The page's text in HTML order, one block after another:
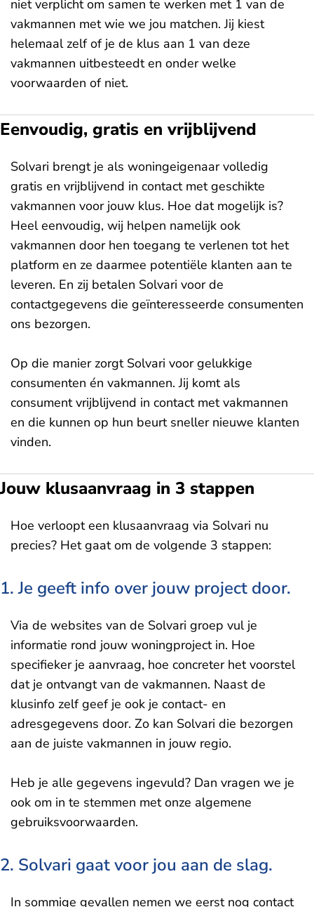
niet verplicht om samen te werken met 1 van de
vakmannen met wie we jou matchen. Jij kiest
helemaal zelf of je de klus aan 1 van deze
vakmannen uitbesteedt en onder welke
voorwaarden of niet.
Eenvoudig, gratis en vrijblijvend
Solvari brengt je als woningeigenaar volledig
gratis en vrijblijvend in contact met geschikte
vakmannen voor jouw klus. Hoe dat mogelijk is?
Heel eenvoudig, wij helpen namelijk ook
vakmannen door hen toegang te verlenen tot het
platform en ze daarmee potentiële klanten aan te
leveren. En zij betalen Solvari voor de
contactgegevens die geïnteresseerde consumenten
ons bezorgen.
Op die manier zorgt Solvari voor gelukkige
consumenten én vakmannen. Jij komt als
consument vrijblijvend in contact met vakmannen
en die kunnen op hun beurt sneller nieuwe klanten
vinden.
Jouw klusaanvraag in 3 stappen
Hoe verloopt een klusaanvraag via Solvari nu
precies? Het gaat om de volgende 3 stappen:
1. Je geeft info over jouw project door.
Via de websites van de Solvari groep vul je
informatie rond jouw woningproject in. Hoe
specifieker je aanvraag, hoe concreter het voorstel
dat je ontvangt van de vakmannen. Naast de
klusinfo zelf geef je ook je contact- en
adresgegevens door. Zo kan Solvari die bezorgen
aan de juiste vakmannen in jouw regio.
Heb je alle gegevens ingevuld? Dan vragen we je
ook om in te stemmen met onze algemene
gebruiksvoorwaarden.
2. Solvari gaat voor jou aan de slag.
In sommige gevallen nemen we eerst nog contact